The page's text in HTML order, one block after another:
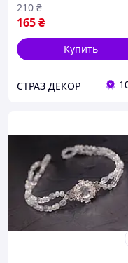
165₴
210 ₴
Купить
СТРАЗ ДЕКОР